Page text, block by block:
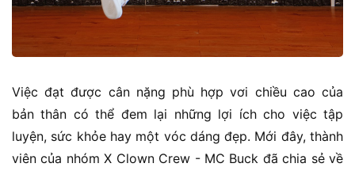
Việc đạt được cân nặng phù hợp vơi chiều cao của
bản thân có thể đem lại những lợi ích cho việc tập
luyện, sức khỏe hay một vóc dáng đẹp. Mới đây, thành
viên của nhóm X Clown Crew - MC Buck đã chia sẻ về